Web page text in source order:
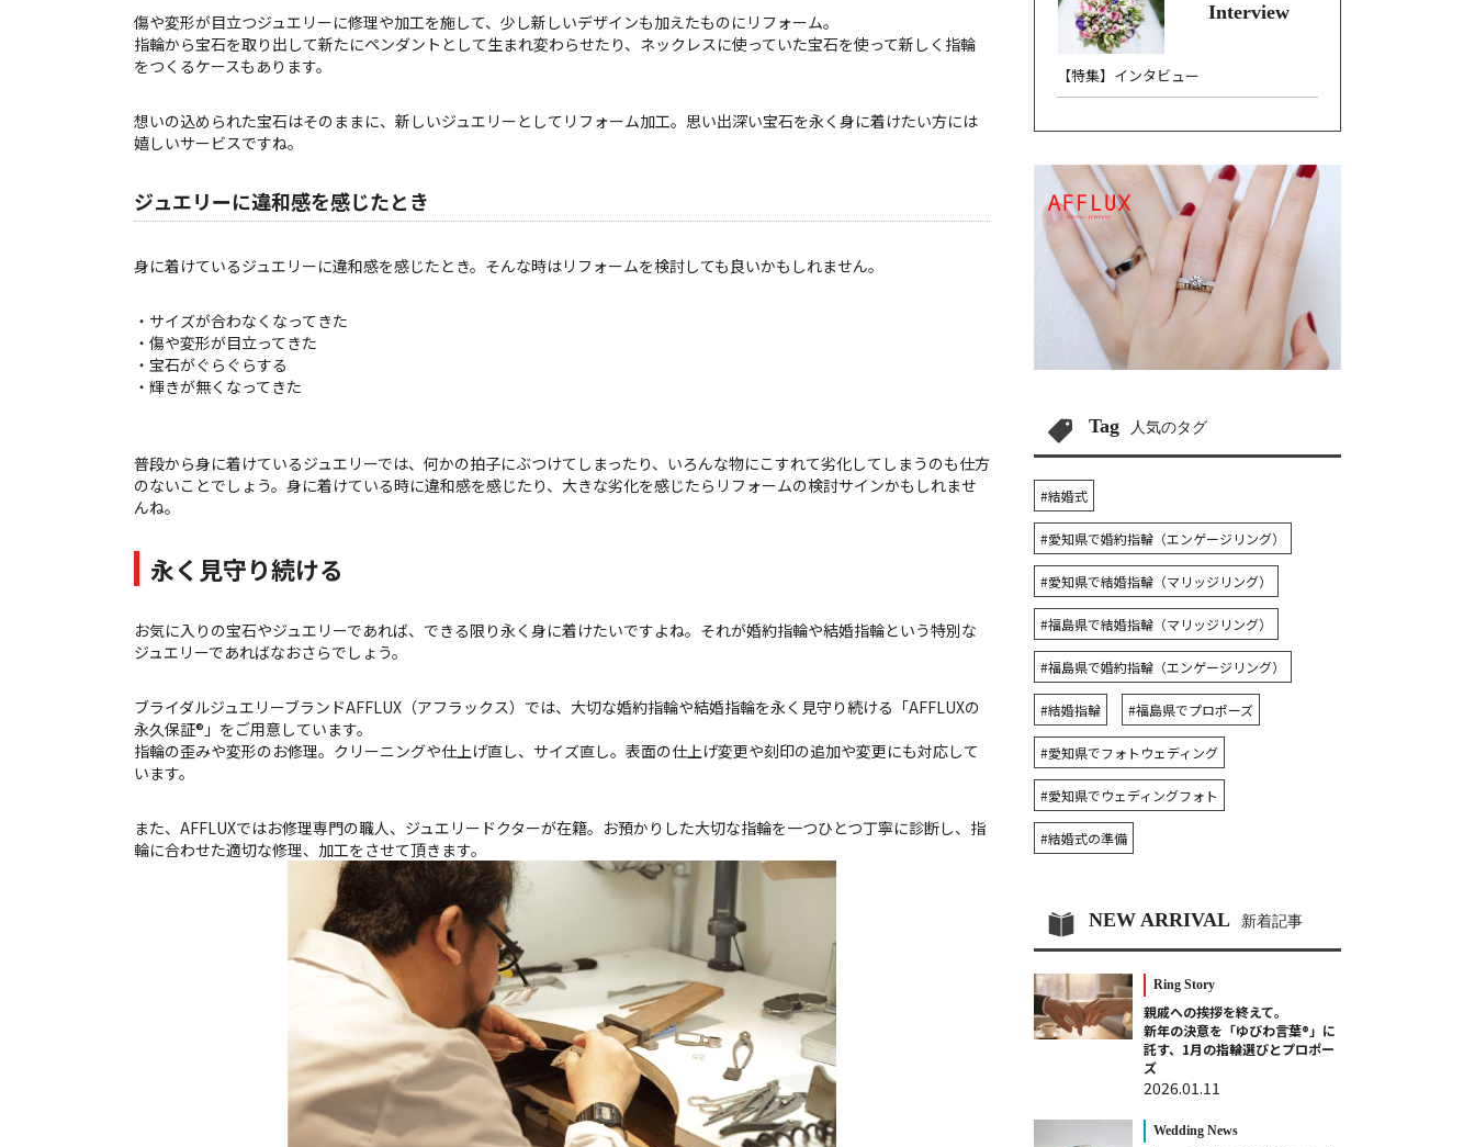
傷や変形が目立つジュエリーに修理や加工を施して、少し新しいデザインも加えたものにリフォーム。
指輪から宝石を取り出して新たにペンダントとして生まれ変わらせたり、ネックレスに使っていた宝石を使って新しく指輪
をつくるケースもあります。
想いの込められた宝石はそのままに、新しいジュエリーとしてリフォーム加工。思い出深い宝石を永く身に着けたい方には
嬉しいサービスですね。
ジュエリーに違和感を感じたとき
身に着けているジュエリーに違和感を感じたとき。そんな時はリフォームを検討しても良いかもしれません。
・サイズが合わなくなってきた
・傷や変形が目立ってきた
・宝石がぐらぐらする
・輝きが無くなってきた
普段から身に着けているジュエリーでは、何かの拍子にぶつけてしまったり、いろんな物にこすれて劣化してしまうのも仕方
のないことでしょう。身に着けている時に違和感を感じたり、大きな劣化を感じたらリフォームの検討サインかもしれませ
んね。
永く見守り続ける
お気に入りの宝石やジュエリーであれば、できる限り永く身に着けたいですよね。それが婚約指輪や結婚指輪という特別な
ジュエリーであればなおさらでしょう。
ブライダルジュエリーブランドAFFLUX（アフラックス）では、大切な婚約指輪や結婚指輪を永く見守り続ける「AFFLUXの
永久保証®」をご用意しています。
指輪の歪みや変形のお修理。クリーニングや仕上げ直し、サイズ直し。表面の仕上げ変更や刻印の追加や変更にも対応して
います。
また、AFFLUXではお修理専門の職人、ジュエリードクターが在籍。お預かりした大切な指輪を一つひとつ丁寧に診断し、指
輪に合わせた適切な修理、加工をさせて頂きます。
Interview
【特集】インタビュー
Tag 人気のタグ
#結婚式
#愛知県で婚約指輪（エンゲージリング）
#愛知県で結婚指輪（マリッジリング）
#福島県で結婚指輪（マリッジリング）
#福島県で婚約指輪（エンゲージリング）
#結婚指輪 #福島県でプロポーズ
#愛知県でフォトウェディング
#愛知県でウェディングフォト
#結婚式の準備
NEW ARRIVAL 新着記事
Ring Story
親戚への挨拶を終えて。
新年の決意を「ゆびわ言葉®」に
託す、1月の指輪選びとプロポー
ズ
2026.01.11
Wedding News